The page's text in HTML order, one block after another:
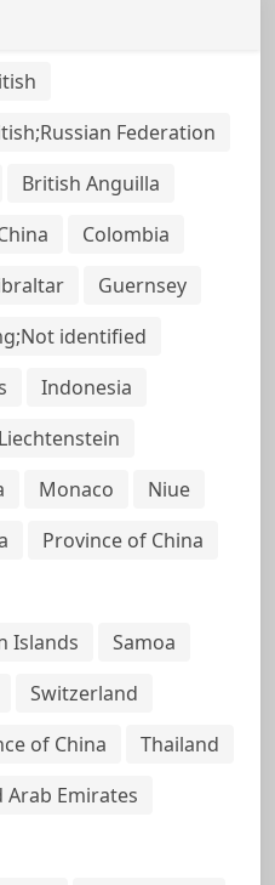
Federation
British Anguilla
Colombia
Guernsey
identified
Indonesia
Liechtenstein
Monaco
Niue
Province of China
Islands
Samoa
Switzerland
of China
Thailand
Arab Emirates